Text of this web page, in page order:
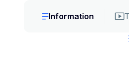
Information